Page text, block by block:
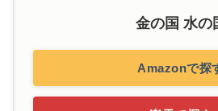
金の国 水の
Amazonで探